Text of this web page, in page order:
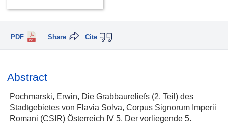
PDF Cite
Share
Abstract
Pochmarski, Erwin, Die Grabbaureliefs (2. Teil) des
Stadtgebietes von Flavia Solva, Corpus Signorum Imperii
Romani (CSIR) Österreich IV 5. Der vorliegende 5.